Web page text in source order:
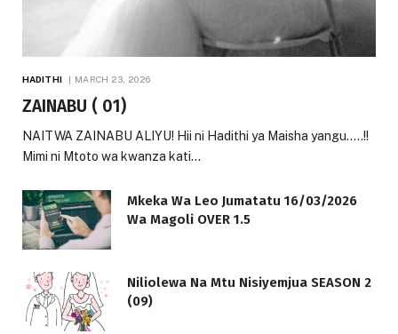
HADITHI MARCH 23, 2026
ZAINABU ( 01)
NAITWA ZAINABU ALIYU! Hii ni Hadithi ya Maisha yangu…..!!
Mimi ni Mtoto wa kwanza kati…
Mkeka Wa Leo Jumatatu 16/03/2026
Wa Magoli OVER 1.5
Niliolewa Na Mtu Nisiyemjua SEASON 2
(09)